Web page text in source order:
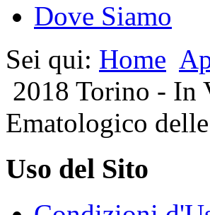
Dove Siamo
Sei qui: Home
2018 Torino - In
Ematologico
Uso del Sito